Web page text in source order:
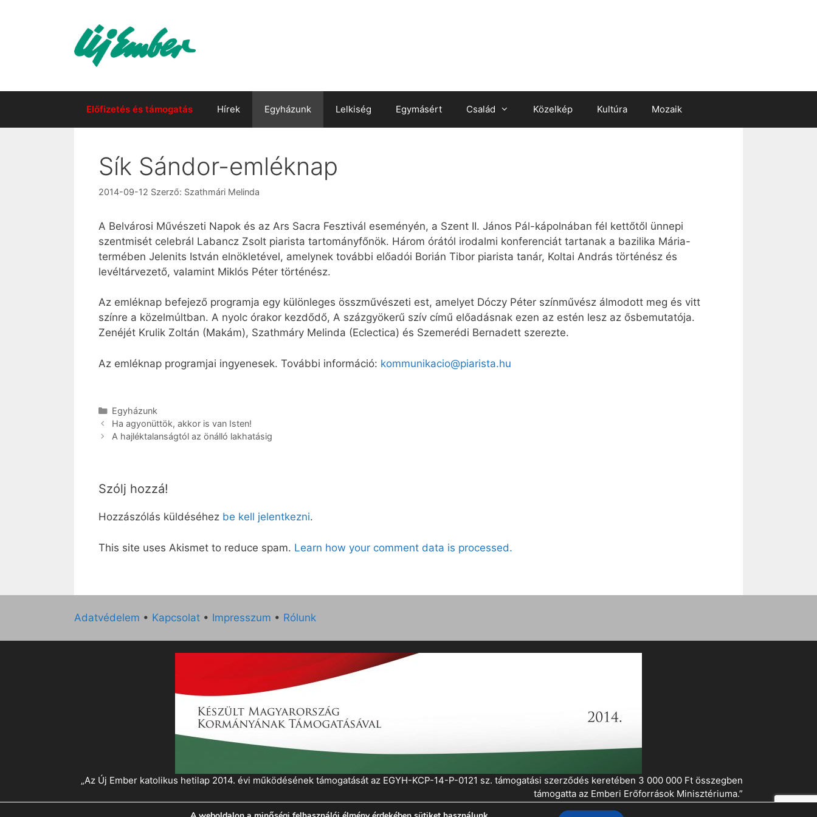
Előfizetés és támogatás Hírek Egyházunk Lelkiség Egymásért Család Közelkép Kultúra Mozaik
Sík Sándor-emléknap
2014-09-12 Szerző: Szathmári Melinda
A Belvárosi Művészeti Napok és az Ars Sacra Fesztivál eseményén, a Szent II. János Pál-kápolnában fél kettőtől ünnepi
szentmisét celebrál Labancz Zsolt piarista tartományfőnök. Három órától irodalmi konferenciát tartanak a bazilika Mária-
termében Jelenits István elnökletével, amelynek további előadói Borián Tibor piarista tanár, Koltai András történész és
levéltárvezető, valamint Miklós Péter történész.
Az emléknap befejező programja egy különleges összművészeti est, amelyet Dóczy Péter színművész álmodott meg és vitt
színre a közelmúltban. A nyolc órakor kezdődő, A százgyökerű szív című előadásnak ezen az estén lesz az ősbemutatója.
Zenéjét Krulik Zoltán (Makám), Szathmáry Melinda (Eclectica) és Szemerédi Bernadett szerezte.
Az emléknap programjai ingyenesek. További információ: kommunikacio@piarista.hu
Kategória
Egyházunk
Ha agyonüttök, akkor is van Isten!
A hajléktalanságtól az önálló lakhatásig
Szólj hozzá!
Hozzászólás küldéséhez be kell jelentkezni.
This site uses Akismet to reduce spam. Learn how your comment data is processed.
Adatvédelem • Kapcsolat • Impresszum • Rólunk
„Az Új Ember katolikus hetilap 2014. évi működésének támogatását az EGYH-KCP-14-P-0121 sz. támogatási szerződés keretében 3 000 000 Ft összegben
támogatta az Emberi Erőforrások Minisztériuma.”